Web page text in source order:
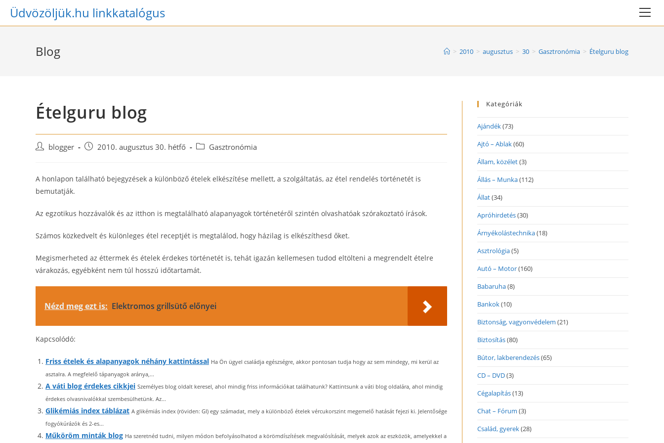
SkipÜdvözöljük.hu linkkatalógus
Blog > 2010 > augusztus > 30 > Gasztronómia > Ételguru blog
Ételguru blog
Post blogger
Post 2010. augusztus 30. hétfő
Post Gasztronómia
A honlapon található bejegyzések a különböző ételek elkészítése mellett, a szolgáltatás, az étel rendelés történetét is
bemutatják.
Az egzotikus hozzávalók és az itthon is megtalálható alapanyagok történetéről szintén olvashatóak szórakoztató írások.
Számos közkedvelt és különleges étel receptjét is megtalálod, hogy házilag is elkészíthesd őket.
Megismerheted az éttermek és ételek érdekes történetét is, tehát igazán kellemesen tudod eltölteni a megrendelt ételre
várakozás, egyébként nem túl hosszú időtartamát.
Nézd meg ezt is: Elektromos grillsütő előnyei
Kapcsolódó:
Friss ételek és alapanyagok néhány kattintással Ha Ön ügyel családja egészségre, akkor pontosan tudja hogy az sem mindegy, mi kerül az
asztalra. A megfelelő tápanyagok aránya,...
A váti blog érdekes cikkjei Személyes blog oldalt keresel, ahol mindig friss információkat találhatunk? Kattintsunk a váti blog oldalára, ahol mindig
érdekes olvasnivalókkal szembesülhetünk. Az...
Glikémiás index táblázat A glikémiás index (röviden: GI) egy számadat, mely a különböző ételek vércukorszint megemelő hatását fejezi ki. Jelentősége
fogyókúrázók és 2-es...
Műköröm minták blog Ha szeretnéd tudni, milyen módon befolyásolhatod a körömdíszítések megvalósítását, melyek azok az eszközök, amelyekkel a
Kategóriák
Ajándék(73)
Ajtó – Ablak(60)
Állam, közélet(3)
Állás – Munka(112)
Állat(34)
Apróhirdetés(30)
Árnyékolástechnika(18)
Asztrológia(5)
Autó – Motor(160)
Babaruha(8)
Bankok(10)
Biztonság, vagyonvédelem (21)
Biztosítás(80)
Bútor, lakberendezés(65)
CD – DVD(3)
Cégalapítás(13)
Chat – Fórum (3)
Család, gyerek(28)